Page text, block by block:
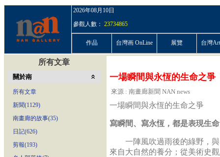
2026年08月10日
參觀人數： 23734865
作品 台灣画 OnLine 展覽 台灣
所有文章
關於南
所有文章
新聞(1129)
南畫廊的故事(35)
日記(626)
剪報(193)
一場瞬間與永恆的生命之爭
來源 : 南畫廊新聞 NAN news
一場瞬間與永恆的生命之爭
寫瞬間、寫永恆，都是表現生命
一陣風吹過雨後的綠野，與
來自大自然的養分；從美術史